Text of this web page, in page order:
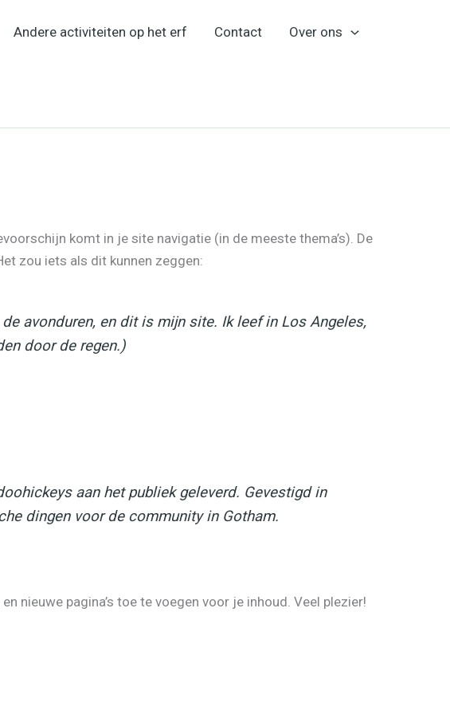
Andere activiteiten op het erf Contact Over ons
komt in je site navigatie (in de meeste thema’s). De
zou iets als dit kunnen zeggen:
avonduren, en dit is mijn site. Ik leef in Los Angeles,
door de regen.)
aan het publiek geleverd. Gevestigd in
dingen voor de community in Gotham.
nieuwe pagina’s toe te voegen voor je inhoud. Veel plezier!